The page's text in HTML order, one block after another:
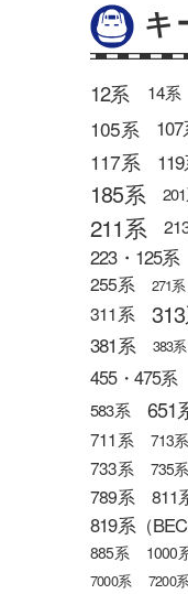
キ
12系 14系
105系
117系
185系
211系
223・125系
255系 271系
311系
381系 383系
455・475系
583系 651
711系 713系
733系 735系
789系 811
819系（
885系 1000
7000系 7200系